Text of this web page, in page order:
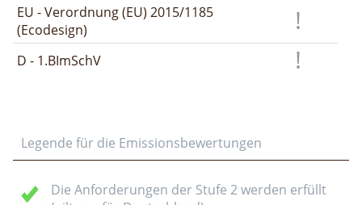
EU - Verordnung (EU) 2015/1185
(Ecodesign)
D - 1.BImSchV
Legende für die Emissionsbewertungen
Die Anforderungen der Stufe 2 werden erfüllt